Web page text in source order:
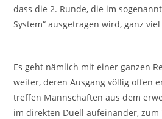
dass die 2. Runde, die im
System“ ausgetragen wird, ganz
Es geht nämlich mit einer ganzen
weiter, deren Ausgang völlig offen
treffen Mannschaften aus dem
im direkten Duell aufeinander, zum